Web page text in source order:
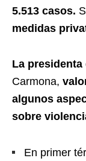
5.513 casos.
medidas
La
Carmona,
algunos
sobre
En primer